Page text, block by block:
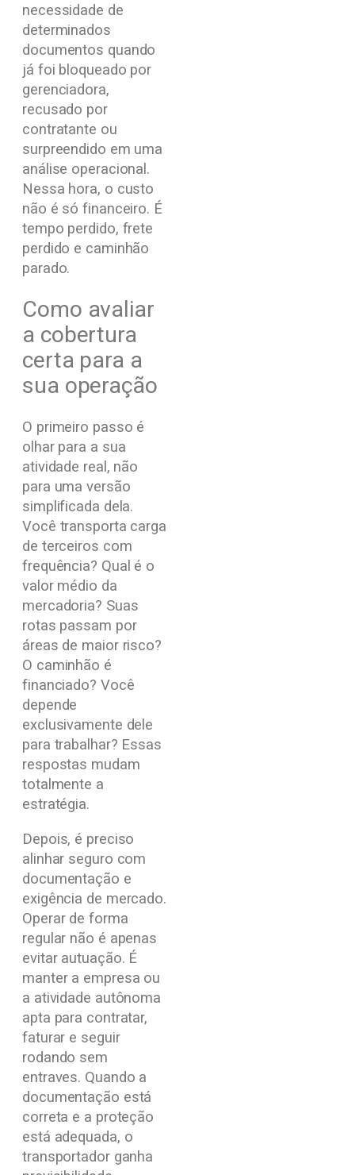
necessidade de
determinados
documentos quando
já foi bloqueado por
gerenciadora,
recusado por
contratante ou
surpreendido em uma
análise operacional.
Nessa hora, o custo
não é só financeiro. É
tempo perdido, frete
perdido e caminhão
parado.
Como avaliar
a cobertura
certa para a
sua operação
O primeiro passo é
olhar para a sua
atividade real, não
para uma versão
simplificada dela.
Você transporta carga
de terceiros com
frequência? Qual é o
valor médio da
mercadoria? Suas
rotas passam por
áreas de maior risco?
O caminhão é
financiado? Você
depende
exclusivamente dele
para trabalhar? Essas
respostas mudam
totalmente a
estratégia.
Depois, é preciso
alinhar seguro com
documentação e
exigência de mercado.
Operar de forma
regular não é apenas
evitar autuação. É
manter a empresa ou
a atividade autônoma
apta para contratar,
faturar e seguir
rodando sem
entraves. Quando a
documentação está
correta e a proteção
está adequada, o
transportador ganha